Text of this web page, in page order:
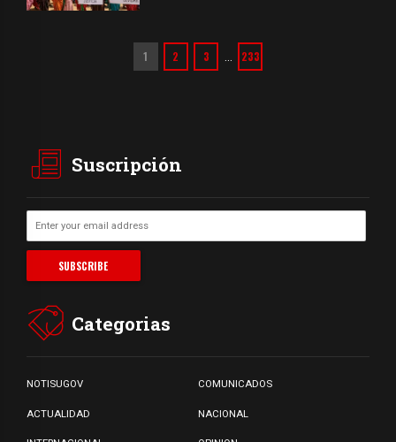
1 2 3 233
Suscripción
Categorias
NOTISUGOV COMUNICADOS
ACTUALIDAD NACIONAL